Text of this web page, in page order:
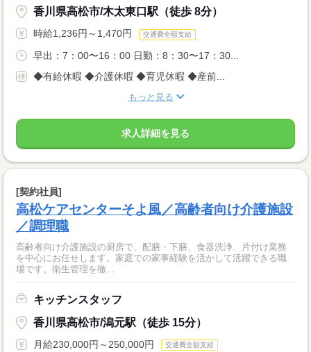
香川県高松市/木太東口駅（徒歩 8分）
時給1,236円～1,470円 交通費全額支給
早出：7：00〜16：00 日勤：8：30〜17：30...
◆有給休暇 ◆介護休暇 ◆育児休暇 ◆産前...
もっと見る
求人詳細を見る
[契約社員]
高松ケアセンターそよ風／高齢者向け介護施設
／調理職
高齢者向け介護施設の厨房で、配膳・下膳、食器洗浄、片付け業務
を中心にお任せします。家庭での家事経験を活かして活躍できる職
場です。衛生管理を徹...
キッチンスタッフ
香川県高松市/潟元駅（徒歩 15分）
月給230,000円～250,000円 交通費全額支給